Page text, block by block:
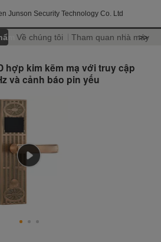
Junson Security Technology Co. Ltd
Về chúng tôi Tham quan nhà máy
>>
hợp kim kẽm mạ với truy cập
và cảnh báo pin yếu